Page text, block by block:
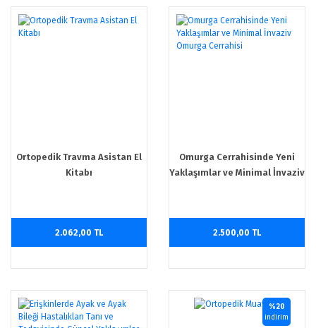
Ortopedik Travma Asistan El
Kitabı
2.062,00 TL
Omurga Cerrahisinde Yeni
Yaklaşımlar ve Minimal İnvaziv
2.500,00 TL
%20
indirim